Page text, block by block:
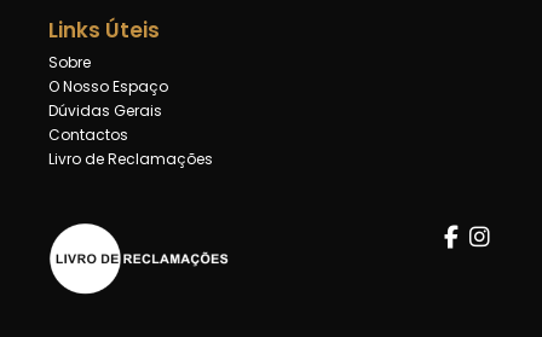
Links Úteis
Sobre
O Nosso Espaço
Dúvidas Gerais
Contactos
Livro de Reclamações